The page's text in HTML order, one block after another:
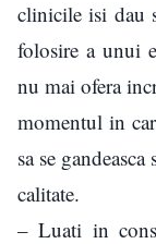
clinicile isi dau
folosire a unui
nu mai ofera
momentul in
sa se
calitate.
– Luati in